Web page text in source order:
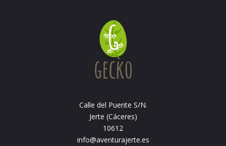
Calle del Puente S/N.
Jerte (Cáceres)
10612
info@aventurajerte.es